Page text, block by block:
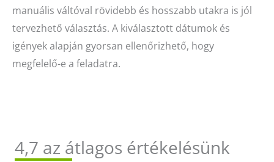
manuális váltóval rövidebb és hosszabb utakra is jól
tervezhető választás. A kiválasztott dátumok és
igények alapján gyorsan ellenőrizhető, hogy
megfelelő-e a feladatra.
4,7 az átlagos értékelésünk